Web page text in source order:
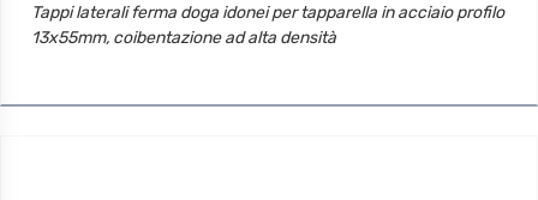
Tappi laterali ferma doga idonei per tapparella in acciaio profilo
13x55mm, coibentazione ad alta densità